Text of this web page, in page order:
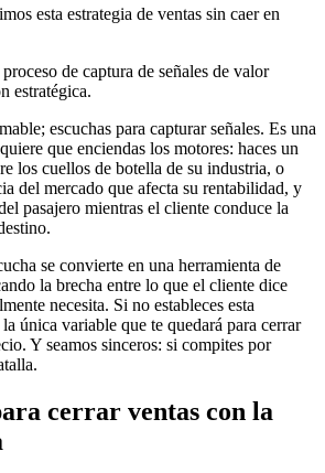
esta estrategia de ventas sin caer en
de captura de señales de valor
estratégica.
escuchas para capturar señales. Es una
que enciendas los motores: haces un
los cuellos de botella de su industria, o
del mercado que afecta su rentabilidad, y
pasajero mientras el cliente conduce la
se convierte en una herramienta de
la brecha entre lo que el cliente dice
necesita. Si no estableces esta
única variable que te quedará para cerrar
Y seamos sinceros: si compites por
cerrar ventas con la